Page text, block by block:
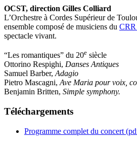
OCST, direction Gilles Colliard
L’Orchestre à Cordes Supérieur de
ensemble composé de musiciens du CRR
spectacle vivant.
“Les romantiques” du 20e siècle
Ottorino Respighi, Danses Antiques
Samuel Barber,Adagio
Pietro Mascagni,Ave Maria pour voix,
Benjamin Britten, Simple symphony.
Téléchargements
Programme complet du concert (